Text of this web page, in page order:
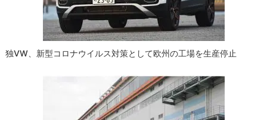
独VW、新型コロナウイルス対策として欧州の工場を生産停止